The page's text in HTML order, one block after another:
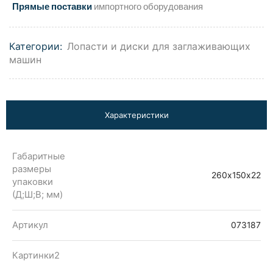
Прямые поставки импортного оборудования
Категории: Лопасти и диски для заглаживающих
машин
Характеристики
Габаритные
размеры
упаковки
(Д;Ш;В; мм)
260х150х22
Артикул 073187
Картинки2